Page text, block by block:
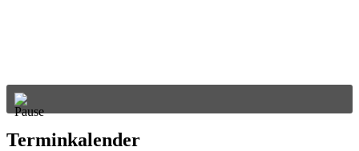
Terminkalender